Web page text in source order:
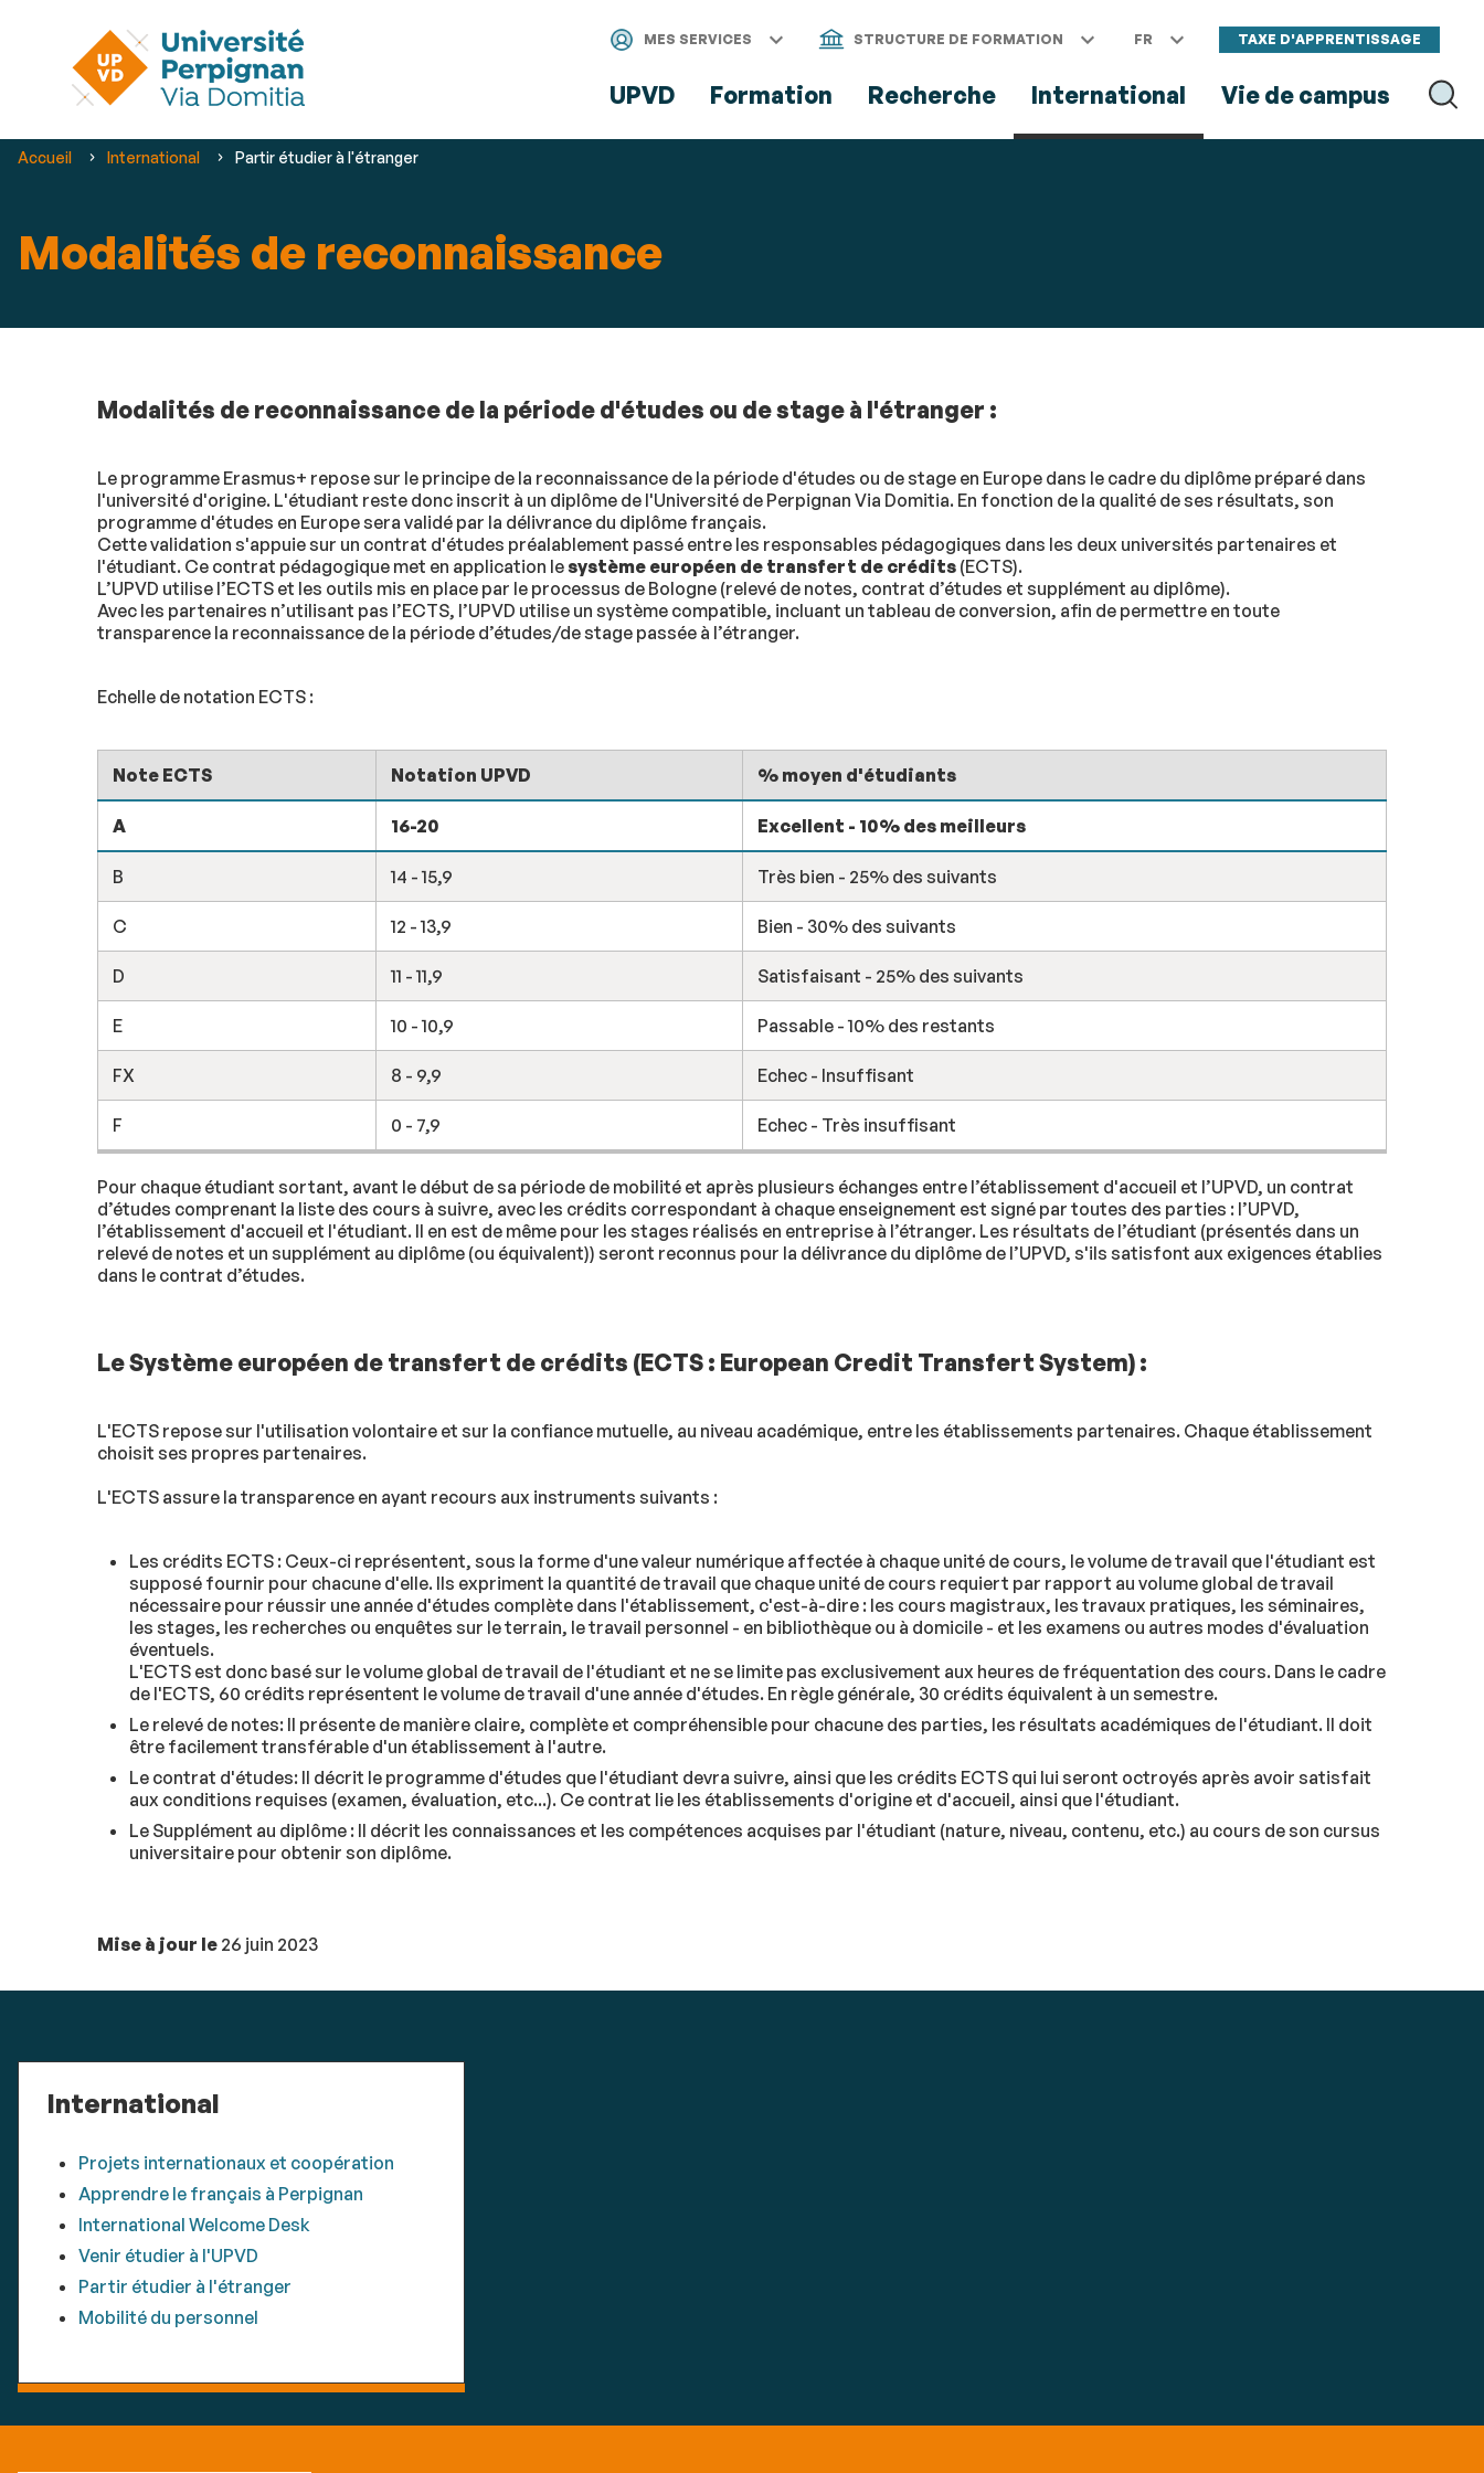
au
directs
MES SERVICES STRUCTURE DE FORMATION FR TAXE D'APPRENTISSAGE
UPVD Formation Recherche International Vie de campus
Vous
Accueil International Partir étudier à l'étranger
Modalités de reconnaissance
Modalités de reconnaissance de la période d'études ou de stage à l'étranger :
Le programme Erasmus+ repose sur le principe de la reconnaissance de la période d'études ou de stage en Europe dans le cadre du diplôme préparé dans
l'université d'origine. L'étudiant reste donc inscrit à un diplôme de l'Université de Perpignan Via Domitia. En fonction de la qualité de ses résultats, son
programme d'études en Europe sera validé par la délivrance du diplôme français.
Cette validation s'appuie sur un contrat d'études préalablement passé entre les responsables pédagogiques dans les deux universités partenaires et
l'étudiant. Ce contrat pédagogique met en application lesystème européen de transfert de crédits (ECTS).
L’UPVD utilise l’ECTS et les outils mis en place par le processus de Bologne (relevé de notes, contrat d’études et supplément au diplôme).
Avec les partenaires n’utilisant pas l’ECTS, l’UPVD utilise un système compatible, incluant un tableau de conversion, afin de permettre en toute
transparence la reconnaissance de la période d’études/de stage passée à l’étranger.
Echelle de notation ECTS :
Note ECTS Notation UPVD % moyen d'étudiants
A 16-20 Excellent - 10% des meilleurs
B 14 - 15,9 Très bien - 25% des suivants
C 12 - 13,9 Bien - 30% des suivants
D 11 - 11,9 Satisfaisant - 25% des suivants
E 10 - 10,9 Passable - 10% des restants
FX 8 - 9,9 Echec - Insuffisant
F 0 - 7,9 Echec - Très insuffisant
Pour chaque étudiant sortant, avant le début de sa période de mobilité et après plusieurs échanges entre l’établissement d'accueil et l’UPVD, un contrat
d’études comprenant la liste des cours à suivre, avec les crédits correspondant à chaque enseignement est signé par toutes des parties : l’UPVD,
l’établissement d'accueil et l'étudiant. Il en est de même pour les stages réalisés en entreprise à l’étranger. Les résultats de l’étudiant (présentés dans un
relevé de notes et un supplément au diplôme (ou équivalent)) seront reconnus pour la délivrance du diplôme de l’UPVD, s'ils satisfont aux exigences établies
dans le contrat d’études.
Le Système européen de transfert de crédits (ECTS : European Credit Transfert System) :
L'ECTS repose sur l'utilisation volontaire et sur la confiance mutuelle, au niveau académique, entre les établissements partenaires. Chaque établissement
choisit ses propres partenaires.
L'ECTS assure la transparence en ayant recours aux instruments suivants :
Les crédits ECTS : Ceux-ci représentent, sous la forme d'une valeur numérique affectée à chaque unité de cours, le volume de travail que l'étudiant est
supposé fournir pour chacune d'elle. Ils expriment la quantité de travail que chaque unité de cours requiert par rapport au volume global de travail
nécessaire pour réussir une année d'études complète dans l'établissement, c'est-à-dire : les cours magistraux, les travaux pratiques, les séminaires,
les stages, les recherches ou enquêtes sur le terrain, le travail personnel - en bibliothèque ou à domicile - et les examens ou autres modes d'évaluation
éventuels.
L'ECTS est donc basé sur le volume global de travail de l'étudiant et ne se limite pas exclusivement aux heures de fréquentation des cours. Dans le cadre
de l'ECTS, 60 crédits représentent le volume de travail d'une année d'études. En règle générale, 30 crédits équivalent à un semestre.
Le relevé de notes: Il présente de manière claire, complète et compréhensible pour chacune des parties, les résultats académiques de l'étudiant. Il doit
être facilement transférable d'un établissement à l'autre.
Le contrat d'études: Il décrit le programme d'études que l'étudiant devra suivre, ainsi que les crédits ECTS qui lui seront octroyés après avoir satisfait
aux conditions requises (examen, évaluation, etc...). Ce contrat lie les établissements d'origine et d'accueil, ainsi que l'étudiant.
Le Supplément au diplôme : Il décrit les connaissances et les compétences acquises par l'étudiant (nature, niveau, contenu, etc.) au cours de son cursus
universitaire pour obtenir son diplôme.
Mise à jour le 26 juin 2023
International
Projets internationaux et coopération
Apprendre le français à Perpignan
International Welcome Desk
Venir étudier à l'UPVD
Partir étudier à l'étranger
Mobilité du personnel